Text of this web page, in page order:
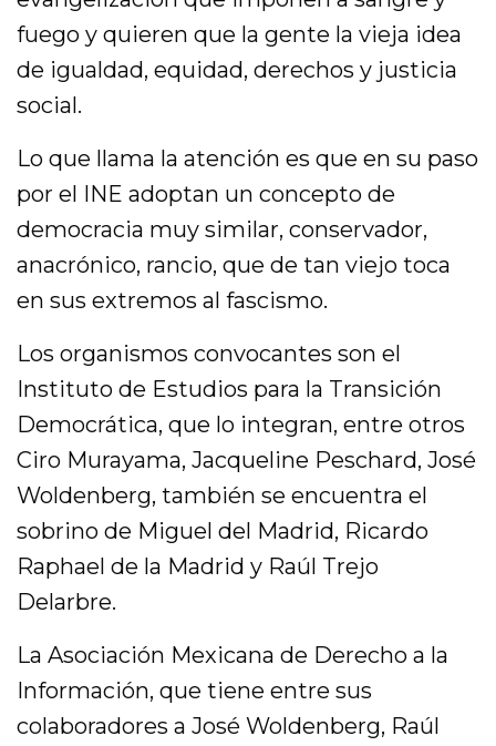
fuego y quieren que la gente la vieja idea
de igualdad, equidad, derechos y justicia
social.
Lo que llama la atención es que en su paso
por el INE adoptan un concepto de
democracia muy similar, conservador,
anacrónico, rancio, que de tan viejo toca
en sus extremos al fascismo.
Los organismos convocantes son el
Instituto de Estudios para la Transición
Democrática, que lo integran, entre otros
Ciro Murayama, Jacqueline Peschard, José
Woldenberg, también se encuentra el
sobrino de Miguel del Madrid, Ricardo
Raphael de la Madrid y Raúl Trejo
Delarbre.
La Asociación Mexicana de Derecho a la
Información, que tiene entre sus
colaboradores a José Woldenberg, Raúl